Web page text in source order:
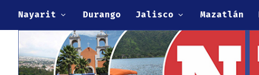
Nayarit Durango Jalisco Mazatlán